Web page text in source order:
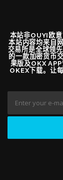
本站非OUYI欧意
本站内容均来自
交易所是全球领
的一款加密货币
果版及OKX
OKEX下载。让